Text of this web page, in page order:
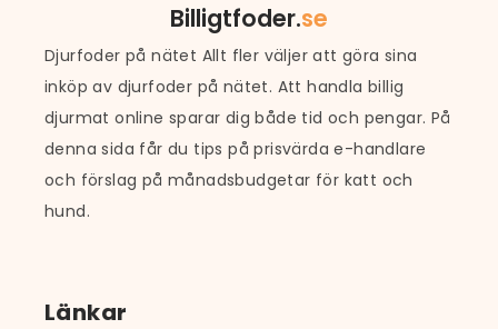
Billigtfoder.se
Djurfoder på nätet Allt fler väljer att göra sina
inköp av djurfoder på nätet. Att handla billig
djurmat online sparar dig både tid och pengar. På
denna sida får du tips på prisvärda e-handlare
och förslag på månadsbudgetar för katt och
hund.
Länkar